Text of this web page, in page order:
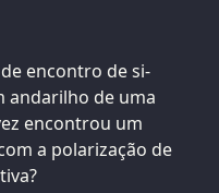
encontro de si-
andarilho de uma
encontrou um
a polarização de